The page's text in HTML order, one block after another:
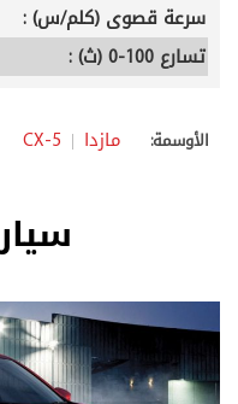
سرعة قصوى (كلم/س) :
تسارع 100-0 (ث) :
الأوسمة: مازدا CX-5